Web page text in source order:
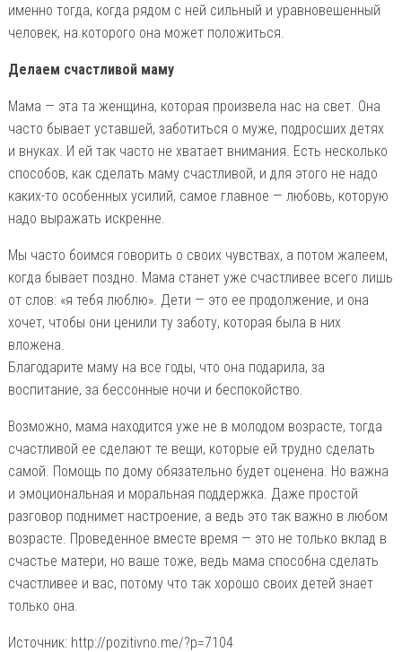
именно тогда, когда рядом с ней сильный и уравновешенный
человек, на которого она может положиться.
Делаем счастливой маму
Мама — эта та женщина, которая произвела нас на свет. Она
часто бывает уставшей, заботиться о муже, подросших детях
и внуках. И ей так часто не хватает внимания. Есть несколько
способов, как сделать маму счастливой, и для этого не надо
каких-то особенных усилий, самое главное — любовь, которую
надо выражать искренне.
Мы часто боимся говорить о своих чувствах, а потом жалеем,
когда бывает поздно. Мама станет уже счастливее всего лишь
от слов: «я тебя люблю». Дети — это ее продолжение, и она
хочет, чтобы они ценили ту заботу, которая была в них
вложена.
Благодарите маму на все годы, что она подарила, за
воспитание, за бессонные ночи и беспокойство.
Возможно, мама находится уже не в молодом возрасте, тогда
счастливой ее сделают те вещи, которые ей трудно сделать
самой. Помощь по дому обязательно будет оценена. Но важна
и эмоциональная и моральная поддержка. Даже простой
разговор поднимет настроение, а ведь это так важно в любом
возрасте. Проведенное вместе время — это не только вклад в
счастье матери, но ваше тоже, ведь мама способна сделать
счастливее и вас, потому что так хорошо своих детей знает
только она.
Источник: http://pozitivno.me/?p=7104